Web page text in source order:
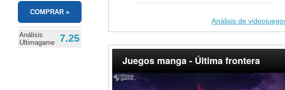
COMPRAR
Análisis
Ultimagame
7.25
Análisis de
Juegos manga - Última frontera